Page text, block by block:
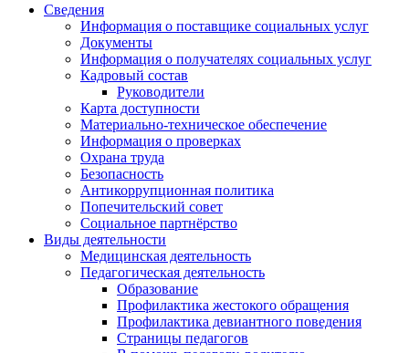
Сведения
Информация о поставщике социальных услуг
Документы
Информация о получателях социальных услуг
Кадровый состав
Руководители
Карта доступности
Материально-техническое обеспечение
Информация о проверках
Охрана труда
Безопасность
Антикоррупционная политика
Попечительский совет
Социальное партнёрство
Виды деятельности
Медицинская деятельность
Педагогическая деятельность
Образование
Профилактика жестокого обращения
Профилактика девиантного поведения
Страницы педагогов